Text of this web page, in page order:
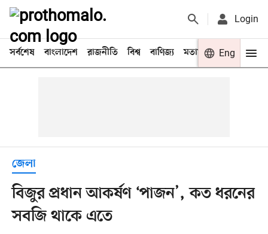
Login
সর্বশেষ বাংলাদেশ রাজনীতি বিশ্ব বাণিজ্য মতামত খেলা
Eng
জেলা
বিজুর প্রধান আকর্ষণ ‘পাজন’, কত ধরনের
সবজি থাকে এতে